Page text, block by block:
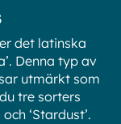
det latinska
Denna typ av
utmärkt som
tre sorters
‘Stardust’.